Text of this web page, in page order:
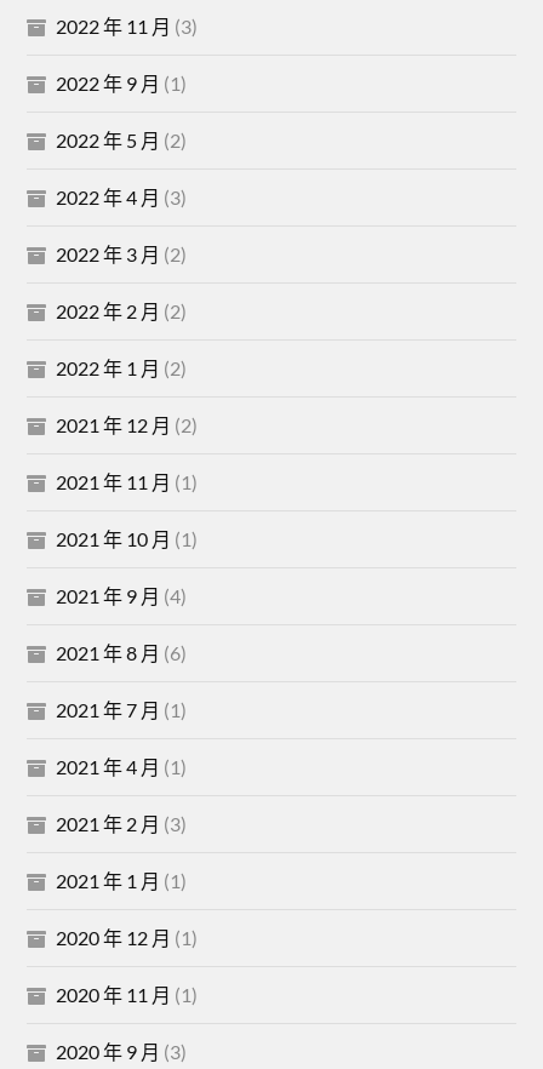
2022 年 11 月 (3)
2022 年 9 月 (1)
2022 年 5 月 (2)
2022 年 4 月 (3)
2022 年 3 月 (2)
2022 年 2 月 (2)
2022 年 1 月 (2)
2021 年 12 月 (2)
2021 年 11 月 (1)
2021 年 10 月 (1)
2021 年 9 月 (4)
2021 年 8 月 (6)
2021 年 7 月 (1)
2021 年 4 月 (1)
2021 年 2 月 (3)
2021 年 1 月 (1)
2020 年 12 月 (1)
2020 年 11 月 (1)
2020 年 9 月 (3)